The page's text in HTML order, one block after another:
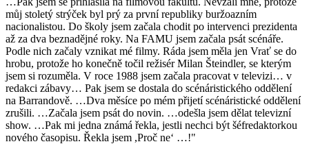
můj stoletý strýček byl prý za první republiky buržoazním
nacionalistou. Do školy jsem začala chodit po intervenci prezidenta
až za dva beznadějné roky. Na FAMU jsem začala psát scénáře.
Podle nich začaly vznikat mé filmy. Ráda jsem měla jen Vrať se do
hrobu, protože ho konečně točil režisér Milan Šteindler, se kterým
jsem si rozuměla. V roce 1988 jsem začala pracovat v televizi… v
redakci zábavy… Pak jsem se dostala do scénáristického oddělení
na Barrandově. …Dva měsíce po mém přijetí scénáristické oddělení
zrušili. …Začala jsem psát do novin. …odešla jsem dělat televizní
show. …Pak mi jedna známá řekla, jestli nechci být šéfredaktorkou
nového časopisu. Řekla jsem ,Proč ne‘ …!"